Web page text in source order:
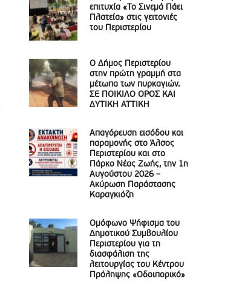
επιτυχία «Το Σινεμά Πάει
Πλατεία» στις γειτονιές
του Περιστερίου
Ο Δήμος Περιστερίου
στην πρώτη γραμμή στα
μέτωπα των πυρκαγιών.
ΣΕ ΠΟΙΚΙΛΟ ΟΡΟΣ ΚΑΙ
ΔΥΤΙΚΗ ΑΤΤΙΚΗ
Απαγόρευση εισόδου και
παραμονής στο Άλσος
Περιστερίου και στο
Πάρκο Νέας Ζωής, την 1η
Αυγούστου 2026 –
Ακύρωση Παράστασης
Καραγκιόζη
Ομόφωνο Ψήφισμα του
Δημοτικού Συμβουλίου
Περιστερίου για τη
διασφάλιση της
λειτουργίας του Κέντρου
Πρόληψης «Οδοιπορικό»